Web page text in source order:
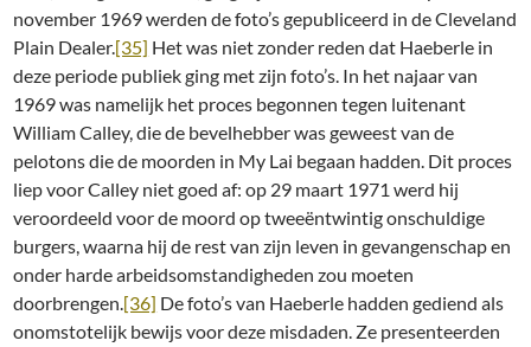
november 1969 werden de foto’s gepubliceerd in de Cleveland
Plain Dealer.[35] Het was niet zonder reden dat Haeberle in
deze periode publiek ging met zijn foto’s. In het najaar van
1969 was namelijk het proces begonnen tegen luitenant
William Calley, die de bevelhebber was geweest van de
pelotons die de moorden in My Lai begaan hadden. Dit proces
liep voor Calley niet goed af: op 29 maart 1971 werd hij
veroordeeld voor de moord op tweeëntwintig onschuldige
burgers, waarna hij de rest van zijn leven in gevangenschap en
onder harde arbeidsomstandigheden zou moeten
doorbrengen.[36] De foto’s van Haeberle hadden gediend als
onomstotelijk bewijs voor deze misdaden. Ze presenteerden